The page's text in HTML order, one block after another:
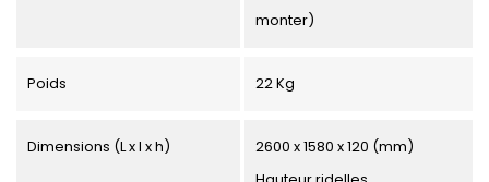
monter)
Poids 22 Kg
Dimensions (L x l x h)
2600 x 1580 x 120 (mm)